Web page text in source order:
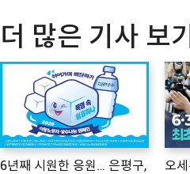
더 많은 기사 보기
6년째 시원한 응원… 은평구,
오